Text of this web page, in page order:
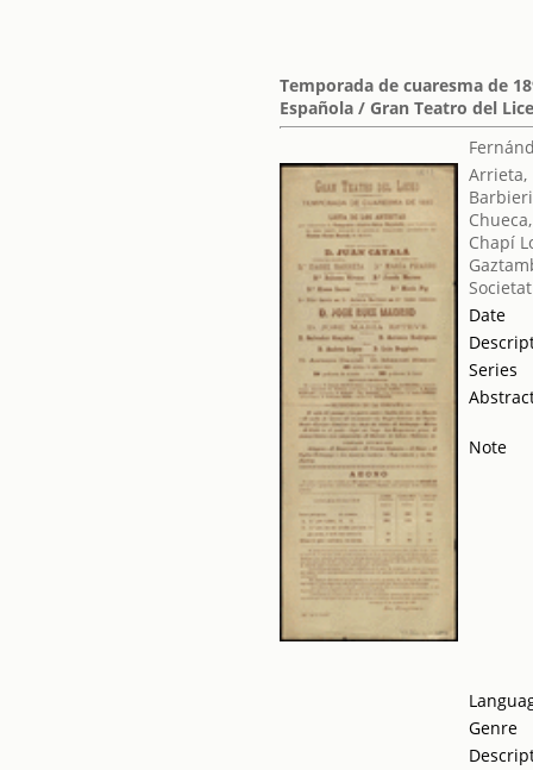
Temporada de cuaresma de
Española / Gran Teatro del
Arrieta,
Chapí
Date
Series
Note
Genre